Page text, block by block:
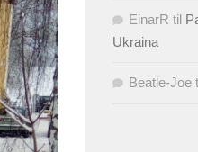
EinarR til
Ukraina
Beatle-Joe